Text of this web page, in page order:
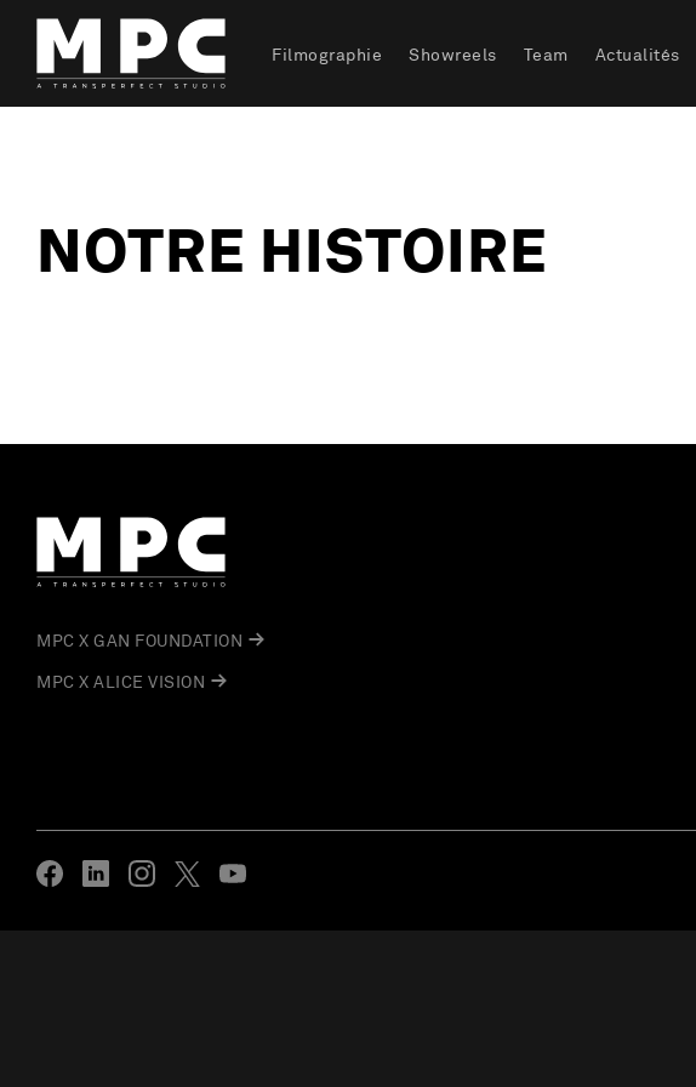
Filmographie Showreels Team Actualités
NOTRE HISTOIRE
MPC X GAN FOUNDATION
MPC X ALICE VISION